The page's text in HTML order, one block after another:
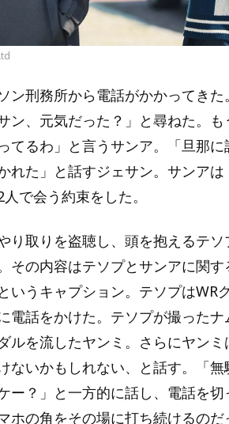
ン刑務所から電話がかかってき
ン、元気だった？」と尋ねた。
てるわ」と言うサンア。「旦那
れた」と話すジェサン。サンア
で会う約束をした。
り取りを盗聴し、頭を抱えるテ
その内容はテソプとサンアに関
いうキャプション。テソプはWR
電話をかけた。テソプが撮ったナ
ルを流したヤンミ。さらにヤン
ないかもしれない、と話す。「
ー？」と一方的に話し、電話を
ホの角をその場に打ち続けるのだ